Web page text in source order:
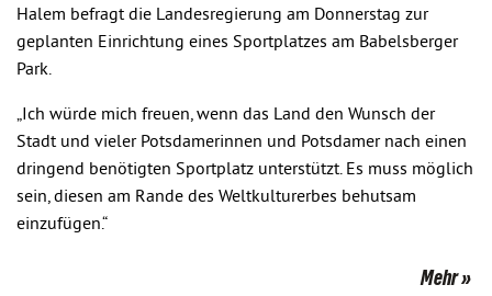
Halem befragt die Landesregierung am Donnerstag zur
geplanten Einrichtung eines Sportplatzes am Babelsberger
Park.
„Ich würde mich freuen, wenn das Land den Wunsch der
Stadt und vieler Potsdamerinnen und Potsdamer nach einen
dringend benötigten Sportplatz unterstützt. Es muss möglich
sein, diesen am Rande des Weltkulturerbes behutsam
einzufügen.“
Mehr